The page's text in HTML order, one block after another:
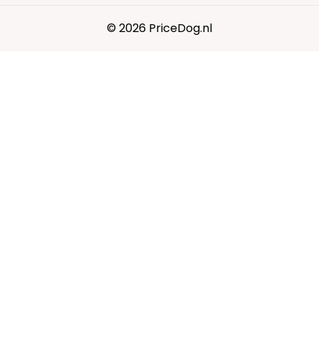
© 2026 PriceDog.nl